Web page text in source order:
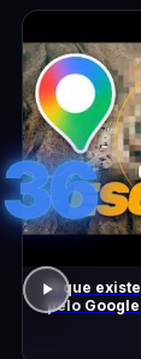
36
O que
pelo